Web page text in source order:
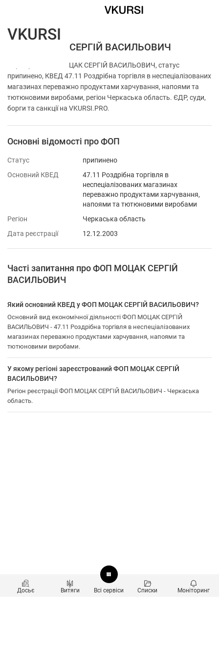
ФОП МОЦАК СЕРГІЙ ВАСИЛЬОВИЧ
Перевірка ФОП МОЦАК СЕРГІЙ ВАСИЛЬОВИЧ, статус
припинено, КВЕД 47.11 Роздрібна торгівля в неспеціалізованих
магазинах переважно продуктами харчування, напоями та
тютюновими виробами, регіон Черкаська область. ЄДР, суди,
борги та санкції на VKURSI.PRO.
Основні відомості про ФОП
Статус
припинено
Основний КВЕД
47.11 Роздрібна торгівля в
неспеціалізованих магазинах
переважно продуктами харчування,
напоями та тютюновими виробами
Регіон
Черкаська область
Дата реєстрації
12.12.2003
Часті запитання про ФОП МОЦАК СЕРГІЙ
ВАСИЛЬОВИЧ
Який основний КВЕД у ФОП МОЦАК СЕРГІЙ ВАСИЛЬОВИЧ?
Основний вид економічної діяльності ФОП МОЦАК СЕРГІЙ
ВАСИЛЬОВИЧ - 47.11 Роздрібна торгівля в неспеціалізованих
магазинах переважно продуктами харчування, напоями та
тютюновими виробами.
У якому регіоні зареєстрований ФОП МОЦАК СЕРГІЙ
ВАСИЛЬОВИЧ?
Регіон реєстрації ФОП МОЦАК СЕРГІЙ ВАСИЛЬОВИЧ - Черкаська
область.
Досьє Витяги Всі сервіси Списки Моніторинг
VKURSI